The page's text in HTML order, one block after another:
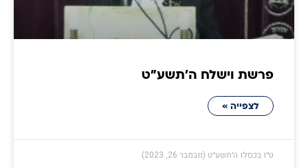
פרשת וישלח ה׳תשע״ט
לצפייה »
ט״ו בכסלו ה׳תשע״ט (נובמבר 26, 2023)